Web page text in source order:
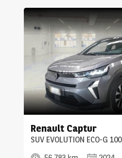
Renault Captur
SUV EVOLUTION ECO-G 100